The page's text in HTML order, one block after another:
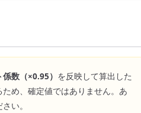
係数（×0.95） を反映して算出した
め、確定値ではありません。あ
い。